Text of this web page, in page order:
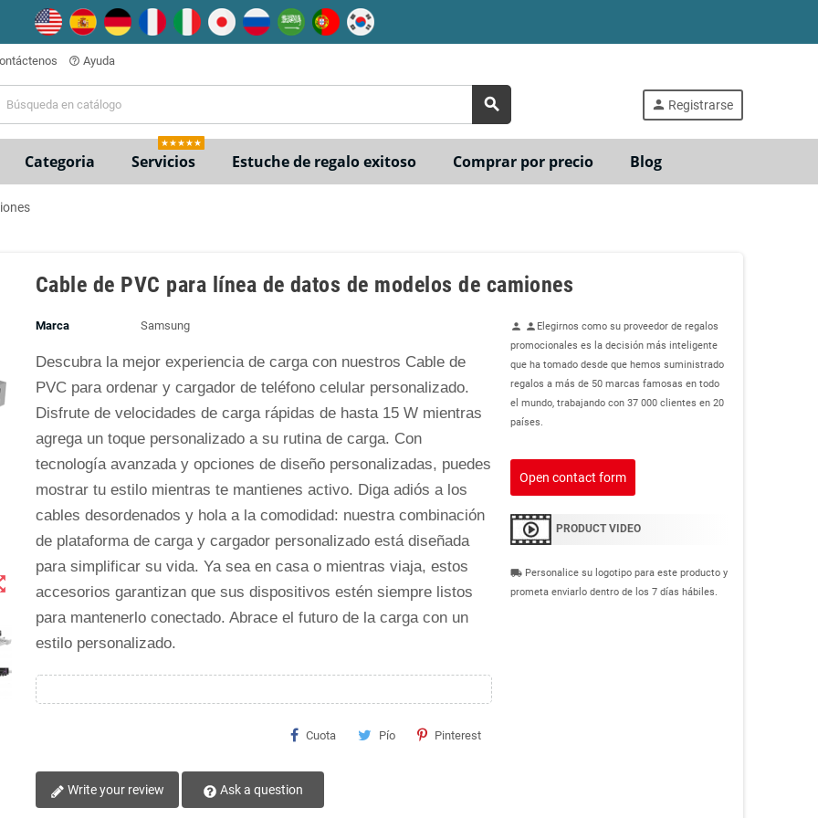
help_outline Ayuda
search person Registrarse
Categoria Servicios
★★★★★
Estuche de regalo exitoso Comprar por precio Blog
Cable de PVC para línea de datos de modelos de camiones
Marca Samsung
Descubra la mejor experiencia de carga con nuestros Cable de
PVC para ordenar y cargador de teléfono celular personalizado.
Disfrute de velocidades de carga rápidas de hasta 15 W mientras
agrega un toque personalizado a su rutina de carga. Con
tecnología avanzada y opciones de diseño personalizadas, puedes
mostrar tu estilo mientras te mantienes activo. Diga adiós a los
cables desordenados y hola a la comodidad: nuestra combinación
de plataforma de carga y cargador personalizado está diseñada
para simplificar su vida. Ya sea en casa o mientras viaja, estos
accesorios garantizan que sus dispositivos estén siempre listos
para mantenerlo conectado. Abrace el futuro de la carga con un
estilo personalizado.
Cuota Pío Pinterest
Write your review Ask a question
person personElegirnos como su proveedor de regalos
promocionales es la decisión más inteligente
que ha tomado desde que hemos suministrado
regalos a más de 50 marcas famosas en todo
el mundo, trabajando con 37 000 clientes en 20
países.
Open contact form
PRODUCT VIDEO
local_shipping Personalice su logotipo para este producto y
prometa enviarlo dentro de los 7 días hábiles.